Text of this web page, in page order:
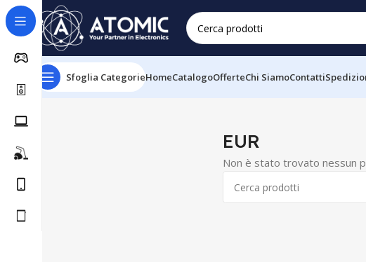
Sfoglia CategorieHomeCatalogoOfferteChi SiamoContatti
Home EUR
EUR
Non è stato trovato nessun